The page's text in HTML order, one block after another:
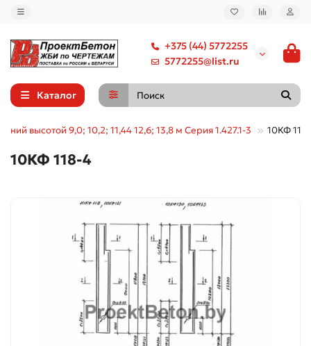
+375 (44) 5772255
5772255@list.ru
Каталог
высотой 9,0; 10,2; 11,44 12,6; 13,8 м Серия 1.427.1-3 10КФ
10КФ 118-4